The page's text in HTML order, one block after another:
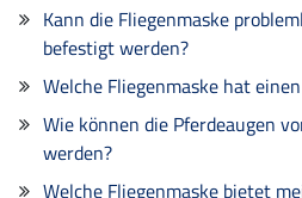
Kann die Fliegenmaske
befestigt werden?
Welche Fliegenmaske hat
Wie können die Pferdeaugen
werden?
Welche Fliegenmaske bietet